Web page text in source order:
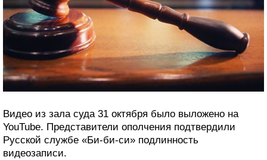
Видео из зала суда 31 октября было выложено на
YouTube. Представители ополчения подтвердили
Русской службе «Би-би-си» подлинность
видеозаписи.